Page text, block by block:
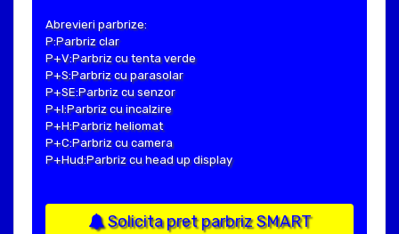
Abrevieri parbrize:
P:Parbriz clar
P+V:Parbriz cu tenta verde
P+S:Parbriz cu parasolar
P+SE:Parbriz cu senzor
P+I:Parbriz cu incalzire
P+H:Parbriz heliomat
P+C:Parbriz cu camera
P+Hud:Parbriz cu head up display
Solicita pret parbriz SMART